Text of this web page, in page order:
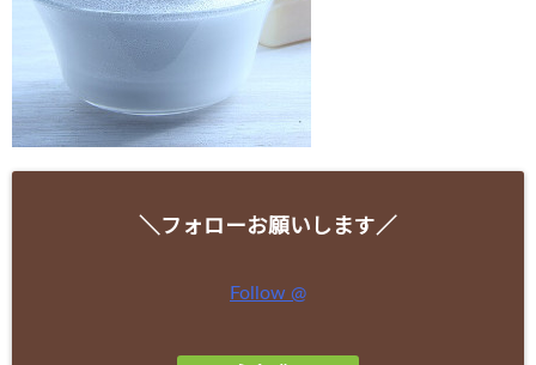
＼フォローお願いします／
Follow @